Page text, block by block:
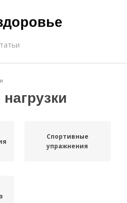
Спортивные
упражнения